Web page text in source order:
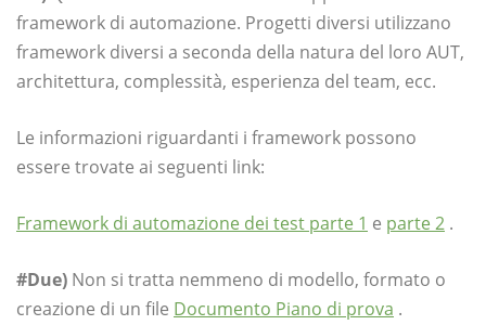
framework di automazione. Progetti diversi utilizzano
framework diversi a seconda della natura del loro AUT,
architettura, complessità, esperienza del team, ecc.
Le informazioni riguardanti i framework possono
essere trovate ai seguenti link:
Framework di automazione dei test parte 1 e parte 2 .
#Due) Non si tratta nemmeno di modello, formato o
creazione di un file Documento Piano di prova .